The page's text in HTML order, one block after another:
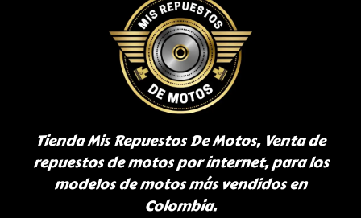
Tienda Mis Repuestos De Motos, Venta de
repuestos de motos por internet, para los
modelos de motos más vendidos en
Colombia.